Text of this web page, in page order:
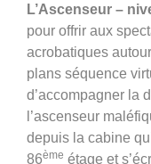
L’Ascenseur –
pour offrir aux
acrobatiques
plans séquence
d’accompagner la
l’ascenseur
depuis la cabine
86ème étage et